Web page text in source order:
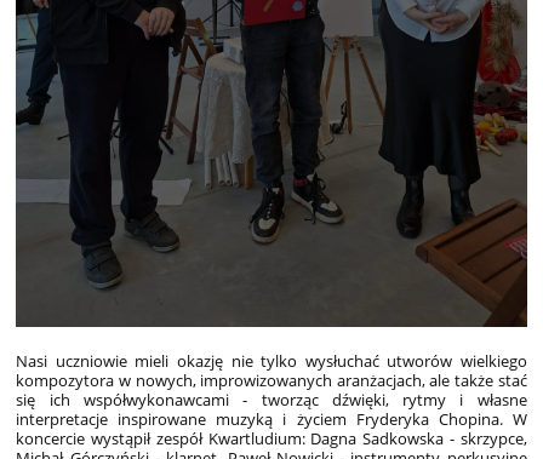
Nasi uczniowie mieli okazję nie tylko wysłuchać utworów wielkiego
kompozytora w nowych, improwizowanych aranżacjach, ale także stać
się ich współwykonawcami - tworząc dźwięki, rytmy i własne
interpretacje inspirowane muzyką i życiem Fryderyka Chopina. W
koncercie wystąpił zespół Kwartludium: Dagna Sadkowska - skrzypce,